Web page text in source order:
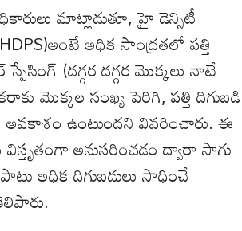
మాట్లాడుతూ, హై డెన్సిటీ
అధిక సాంద్రతలో పత్తి
(దగ్గర దగ్గర మొక్కలు నాటే
మొక్కల సంఖ్య పెరిగి, పత్తి దిగుబడి
ఉంటుందని వివరించారు. ఈ
అనుసరించడం ద్వారా సాగు
పాటు అధిక దిగుబడులు సాధించే